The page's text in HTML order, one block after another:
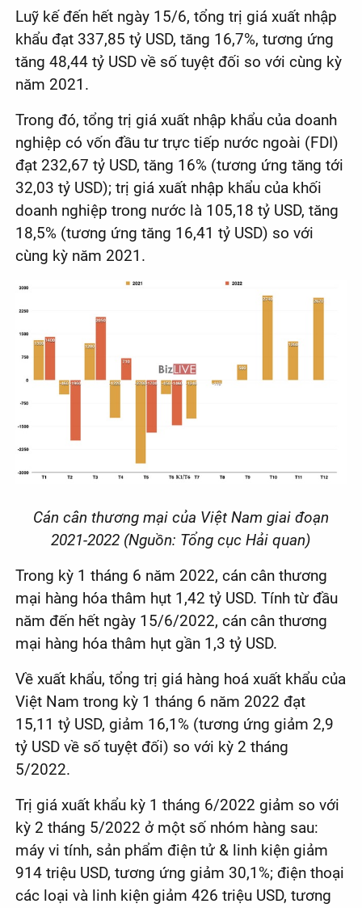
Luỹ kế đến hết ngày 15/6, tổng trị giá xuất nhập
khẩu đạt 337,85 tỷ USD, tăng 16,7%, tương ứng
tăng 48,44 tỷ USD về số tuyệt đối so với cùng kỳ
năm 2021.
Trong đó, tổng trị giá xuất nhập khẩu của doanh
nghiệp có vốn đầu tư trực tiếp nước ngoài (FDI)
đạt 232,67 tỷ USD, tăng 16% (tương ứng tăng tới
32,03 tỷ USD); trị giá xuất nhập khẩu của khối
doanh nghiệp trong nước là 105,18 tỷ USD, tăng
18,5% (tương ứng tăng 16,41 tỷ USD) so với
cùng kỳ năm 2021.
Cán cân thương mại của Việt Nam giai đoạn
2021-2022 (Nguồn: Tổng cục Hải quan)
Trong kỳ 1 tháng 6 năm 2022, cán cân thương
mại hàng hóa thâm hụt 1,42 tỷ USD. Tính từ đầu
năm đến hết ngày 15/6/2022, cán cân thương
mại hàng hóa thâm hụt gần 1,3 tỷ USD.
Về xuất khẩu, tổng trị giá hàng hoá xuất khẩu của
Việt Nam trong kỳ 1 tháng 6 năm 2022 đạt
15,11 tỷ USD, giảm 16,1% (tương ứng giảm 2,9
tỷ USD về số tuyệt đối) so với kỳ 2 tháng
5/2022.
Trị giá xuất khẩu kỳ 1 tháng 6/2022 giảm so với
kỳ 2 tháng 5/2022 ở một số nhóm hàng sau:
máy vi tính, sản phẩm điện tử & linh kiện giảm
914 triệu USD, tương ứng giảm 30,1%; điện thoại
các loại và linh kiện giảm 426 triệu USD, tương